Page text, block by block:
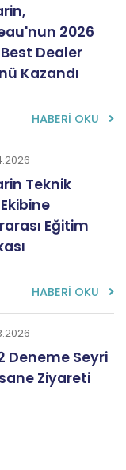
2026
Dealer
Kazandı
HABERİ OKU
Teknik
Eğitim
HABERİ OKU
Deneme Seyri
Ziyareti